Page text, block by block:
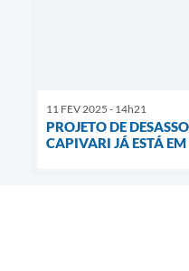
11 FEV 2025 - 14h21
PROJETO DE
CAPIVARI JÁ ESTÁ